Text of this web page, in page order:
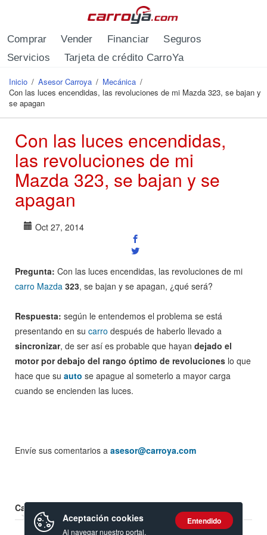
Comprar Vender Financiar
Seguros
Servicios
Tarjeta de crédito CarroYa
Se encuentra usted aquí
Inicio / Asesor Carroya / Mecánica /
Con las luces encendidas, las revoluciones de mi Mazda 323, se bajan y
se apagan
Con las luces encendidas,
las revoluciones de mi
Mazda 323, se bajan y se
apagan
Oct 27, 2014
Pregunta: Con las luces encendidas, las revoluciones de mi
carro Mazda 323, se bajan y se apagan, ¿qué será?
Respuesta: según le entendemos el problema se está
presentando en su carro después de haberlo llevado a
sincronizar, de ser así es probable que hayan dejado el
motor por debajo del rango óptimo de revoluciones lo que
hace que su auto se apague al someterlo a mayor carga
cuando se encienden las luces.
Envíe sus comentarios a asesor@carroya.com
Calificación:
Aceptación cookies
Al navegar nuestro portal,
Entendido